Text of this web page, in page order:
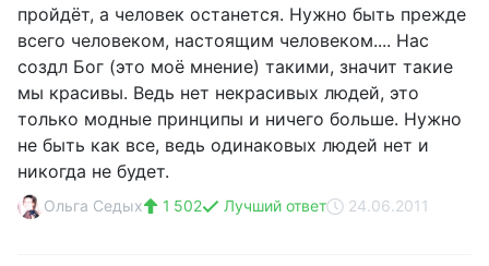
пройдёт, а человек останется. Нужно быть прежде
всего человеком, настоящим человеком.... Нас
создл Бог (это моё мнение) такими, значит такие
мы красивы. Ведь нет некрасивых людей, это
только модные принципы и ничего больше. Нужно
не быть как все, ведь одинаковых людей нет и
никогда не будет.
Ольга Седых 1 502 Лучший ответ 24.06.2011